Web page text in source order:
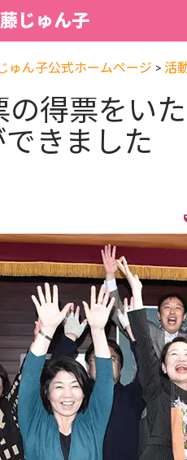
じゅん子
ゅん子公式ホームページ > 活
の得票をい
きました